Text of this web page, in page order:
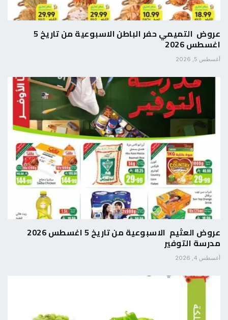
عروض التميمي حفر الباطن الاسبوعية من تاريخ 5
اغسطس 2026
أغسطس 5, 2026
عروض العثيم الاسبوعية من تاريخ 5 اغسطس 2026
مدرسة التوفير
أغسطس 4, 2026